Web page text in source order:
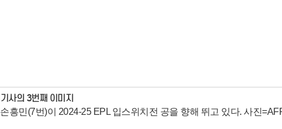
손흥민(7번)이 2024-25 EPL 입스위치전 공을 향해 뛰고 있다. 사진